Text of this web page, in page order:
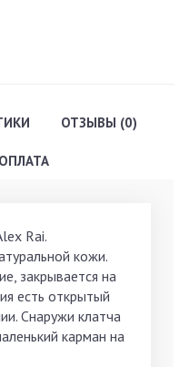
ОТЗЫВЫ (0)
Rai.
кожи.
закрывается на
есть открытый
Снаружи клатча
карман на